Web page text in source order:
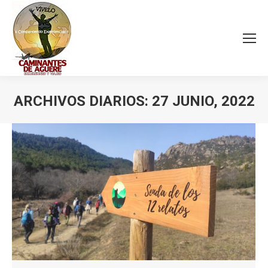
ARCHIVOS DIARIOS: 27 JUNIO, 2022